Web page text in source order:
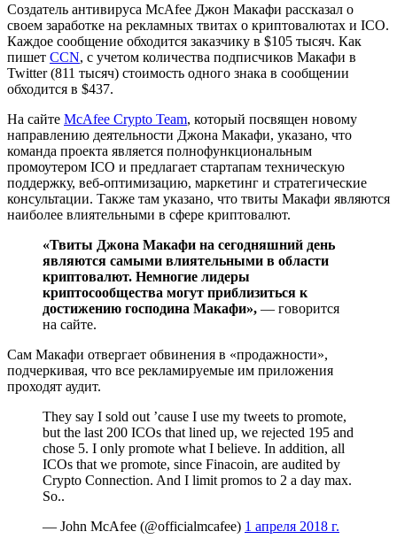
Создатель антивируса McAfee Джон Макафи рассказал о
своем заработке на рекламных твитах о криптовалютах и ICO.
Каждое сообщение обходится заказчику в $105 тысяч. Как
пишет CCN, с учетом количества подписчиков Макафи в
Twitter (811 тысяч) стоимость одного знака в сообщении
обходится в $437.
На сайте McAfee Crypto Team, который посвящен новому
направлению деятельности Джона Макафи, указано, что
команда проекта является полнофункциональным
промоутером ICO и предлагает стартапам техническую
поддержку, веб-оптимизацию, маркетинг и стратегические
консультации. Также там указано, что твиты Макафи являются
наиболее влиятельными в сфере криптовалют.
«Твиты Джона Макафи на сегодняшний день
являются самыми влиятельными в области
криптовалют. Немногие лидеры
криптосообщества могут приблизиться к
достижению господина Макафи», — говорится
на сайте.
Сам Макафи отвергает обвинения в «продажности»,
подчеркивая, что все рекламируемые им приложения
проходят аудит.
They say I sold out ’cause I use my tweets to promote,
but the last 200 ICOs that lined up, we rejected 195 and
chose 5. I only promote what I believe. In addition, all
ICOs that we promote, since Finacoin, are audited by
Crypto Connection. And I limit promos to 2 a day max.
So..
— John McAfee (@officialmcafee) 1 апреля 2018 г.